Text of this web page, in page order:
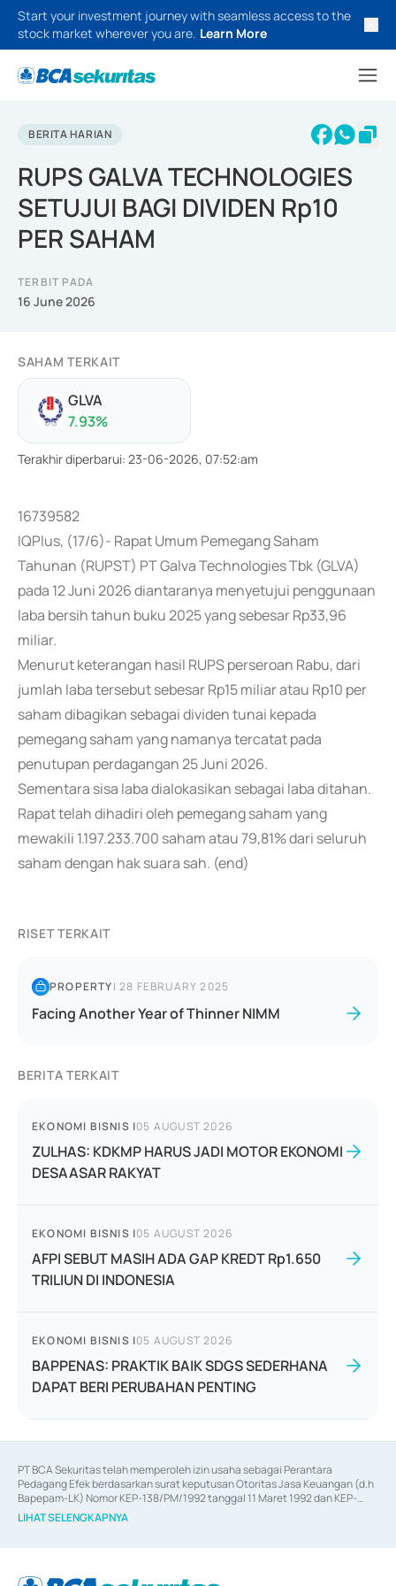
Start your investment journey with seamless access to the
stock market wherever you are. Learn More
BERITA HARIAN
RUPS GALVA TECHNOLOGIES
SETUJUI BAGI DIVIDEN Rp10
PER SAHAM
TERBIT PADA
16 June 2026
SAHAM TERKAIT
GLVA
7.93%
Terakhir diperbarui: 23-06-2026, 07:52:am
16739582
IQPlus, (17/6)- Rapat Umum Pemegang Saham
Tahunan (RUPST) PT Galva Technologies Tbk (GLVA)
pada 12 Juni 2026 diantaranya menyetujui penggunaan
laba bersih tahun buku 2025 yang sebesar Rp33,96
miliar.
Menurut keterangan hasil RUPS perseroan Rabu, dari
jumlah laba tersebut sebesar Rp15 miliar atau Rp10 per
saham dibagikan sebagai dividen tunai kepada
pemegang saham yang namanya tercatat pada
penutupan perdagangan 25 Juni 2026.
Sementara sisa laba dialokasikan sebagai laba ditahan.
Rapat telah dihadiri oleh pemegang saham yang
mewakili 1.197.233.700 saham atau 79,81% dari seluruh
saham dengan hak suara sah. (end)
RISET TERKAIT
PROPERTY|28 FEBRUARY 2025
Facing Another Year of Thinner NIMM
BERITA TERKAIT
EKONOMI BISNIS |05 AUGUST 2026
ZULHAS: KDKMP HARUS JADI MOTOR EKONOMI
DESAASAR RAKYAT
EKONOMI BISNIS |05 AUGUST 2026
AFPI SEBUT MASIH ADA GAP KREDT Rp1.650
TRILIUN DI INDONESIA
EKONOMI BISNIS |05 AUGUST 2026
BAPPENAS: PRAKTIK BAIK SDGS SEDERHANA
DAPAT BERI PERUBAHAN PENTING
PT BCA Sekuritas telah memperoleh izin usaha sebagai Perantara
Pedagang Efek berdasarkan surat keputusan Otoritas Jasa Keuangan (d.h
Bapepam-LK) Nomor KEP-138/PM/1992 tanggal 11 Maret 1992 dan KEP-
06/D.04/2014 tanggal 28 Februari 2014, izin usaha sebagai Penjamin Emisi
Efek berdasarkan surat keputusan Otoritas Jasa Keuangan Nomor KEP-
berdasarkan surat keputusan Otoritas Jasa Keuangan Nomor S-
LIHAT SELENGKAPNYA